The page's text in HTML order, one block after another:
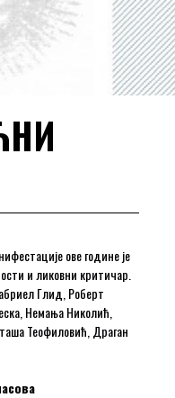
ове године је
и ликовни критичар.
Глид, Роберт
Немања Николић,
Теофиловић, Драган